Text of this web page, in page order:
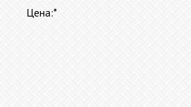
Где купить
Цена:*